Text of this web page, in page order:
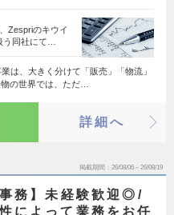
Zespriのキウイ
う同社にて…
は、大きく分けて「販売」「物流」
の世界では、ただ…
詳細へ
掲載期間 26/08/06～26/08/19
務】未経験歓迎◎/
によって業務をお任